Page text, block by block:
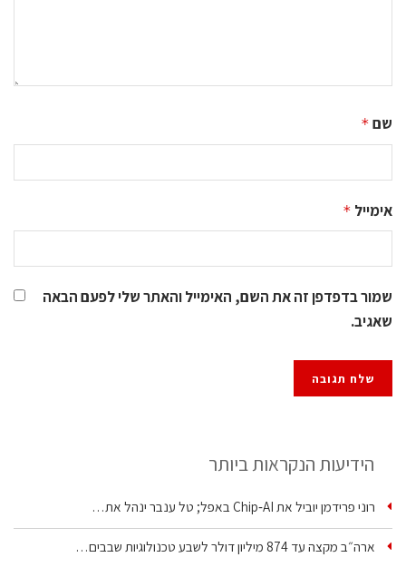
שם *
אימייל *
שמור בדפדפן זה את השם, האימייל והאתר שלי לפעם הבאה
שאגיב.
הידיעות הנקראות ביותר
רוני פרידמן יוביל את Chip‑AI באפל; טל ענבר ינהל את…
ארה״ב מקצה עד 874 מיליון דולר לשבע טכנולוגיות שבבים…